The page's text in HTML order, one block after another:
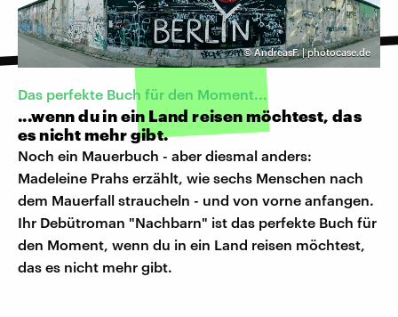
©AndreasF. | photocase.de
Das perfekte Buch für den Moment...
...wenn du in ein Land reisen möchtest, das
es nicht mehr gibt.
Noch ein Mauerbuch - aber diesmal anders:
Madeleine Prahs erzählt, wie sechs Menschen nach
dem Mauerfall straucheln - und von vorne anfangen.
Ihr Debütroman "Nachbarn" ist das perfekte Buch für
den Moment, wenn du in ein Land reisen möchtest,
das es nicht mehr gibt.